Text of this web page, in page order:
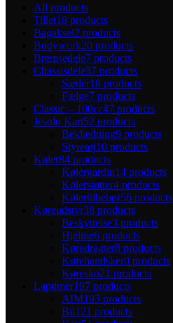
All products
Tillet18 products
Bagaksel2 products
Bodywork20 products
Bremsedele7 products
Chassisdele37 products
Sæder18 products
Fælge7 products
Classic – 100cc47 products
Jesolo Kart52 products
Beklædning9 products
Styretøj10 products
Køler84 products
Kølergardin14 products
Kølerstøtter4 products
Kølertilbehør56 products
Køreudstyr38 products
Beskyttelse3 products
Hjelme6 products
Køredragter8 products
Kørehandsker0 products
Køresko21 products
Laptimer197 products
AIM193 products
Bil121 products